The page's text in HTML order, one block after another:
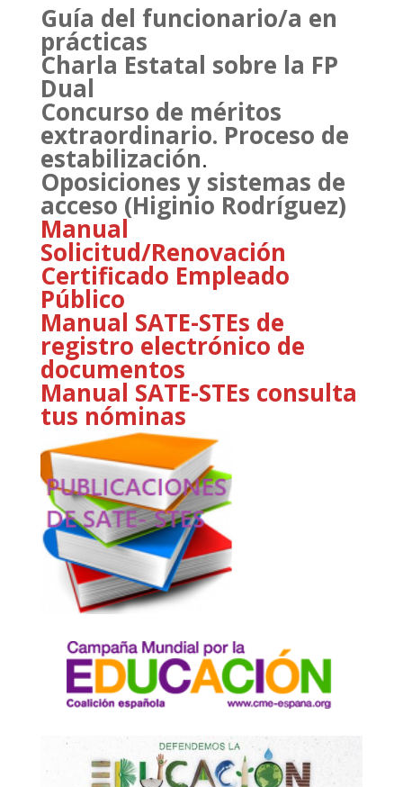
Guía del funcionario/a en
prácticas
Charla Estatal sobre la FP
Dual
Concurso de méritos
extraordinario. Proceso de
estabilización.
Oposiciones y sistemas de
acceso (Higinio Rodríguez)
Manual
Solicitud/Renovación
Certificado Empleado
Público
Manual SATE-STEs de
registro electrónico de
documentos
Manual SATE-STEs consulta
tus nóminas